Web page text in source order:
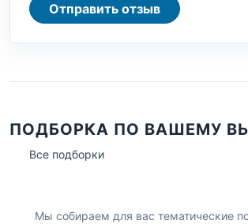
Отправить отзыв
ПОДБОРКА ПО ВАШЕМУ
Все подборки
Мы собираем для вас тематические